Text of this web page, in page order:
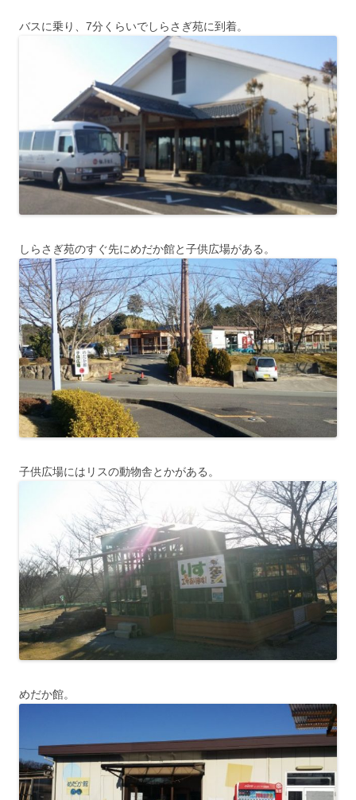
バスに乗り、7分くらいでしらさぎ苑に到着。
しらさぎ苑のすぐ先にめだか館と子供広場がある。
子供広場にはリスの動物舎とかがある。
めだか館。